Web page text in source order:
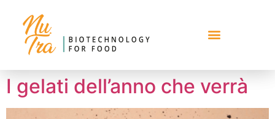
I gelati dell’anno che verrà